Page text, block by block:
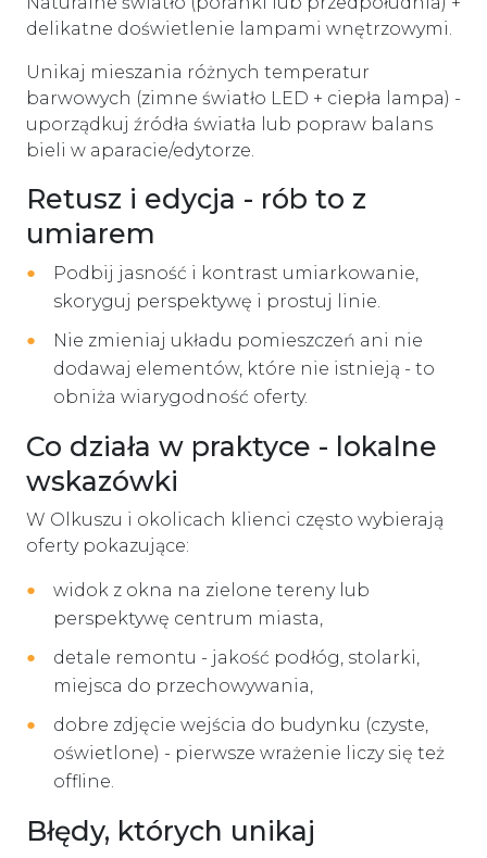
delikatne doświetlenie lampami wnętrzowymi.
Unikaj mieszania różnych temperatur
barwowych (zimne światło LED + ciepła lampa) -
uporządkuj źródła światła lub popraw balans
bieli w aparacie/edytorze.
Retusz i edycja - rób to z
umiarem
Podbij jasność i kontrast umiarkowanie,
skoryguj perspektywę i prostuj linie.
Nie zmieniaj układu pomieszczeń ani nie
dodawaj elementów, które nie istnieją - to
obniża wiarygodność oferty.
Co działa w praktyce - lokalne
wskazówki
W Olkuszu i okolicach klienci często wybierają
oferty pokazujące:
widok z okna na zielone tereny lub
perspektywę centrum miasta,
detale remontu - jakość podłóg, stolarki,
miejsca do przechowywania,
dobre zdjęcie wejścia do budynku (czyste,
oświetlone) - pierwsze wrażenie liczy się też
offline.
Błędy, których unikaj